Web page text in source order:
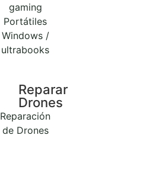
gaming
Portátiles
Windows /
ultrabooks
Reparar
Drones
Reparación
de Drones